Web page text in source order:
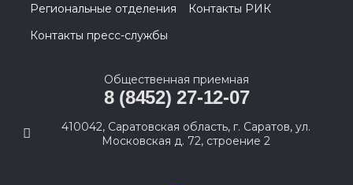
Региональные отделения
Контакты РИК
Контакты пресс-службы
Общественная приемная
8 (8452) 27-12-07
410042, Саратовская область, г. Саратов, ул.
Московская д. 72, строение 2